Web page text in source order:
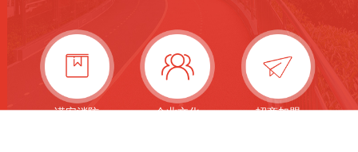
诺安消防 企业文化 招商加盟